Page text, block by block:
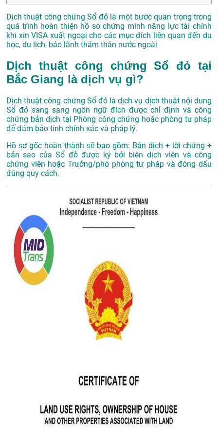
Dịch thuật công chứng Sổ đỏ là một bước quan trọng trong
quá trình hoàn thiện hồ sơ chứng minh năng lực tài chính
khi xin VISA xuất ngoại cho các mục đích liên quan đến du
học, du lịch, bảo lãnh thăm thân nước ngoài
Dịch thuật công chứng Sổ đỏ tại
Bắc Giang là dịch vụ gì?
Dịch thuật công chứng Sổ đỏ là dịch vụ dịch thuật nội dung
Sổ đỏ sang sang ngôn ngữ đích được chỉ định và công
chứng bản dịch tại Phòng công chứng hoặc phòng tư pháp
để đảm bảo tính chính xác và pháp lý.
Hồ sơ gốc hoàn thành sẽ bao gồm: Bản dịch + lời chứng +
bản sao của Sổ đỏ được ký bởi biên dịch viên và công
chứng viên hoặc Trưởng/phó phòng tư pháp và đóng dấu
đúng quy cách.